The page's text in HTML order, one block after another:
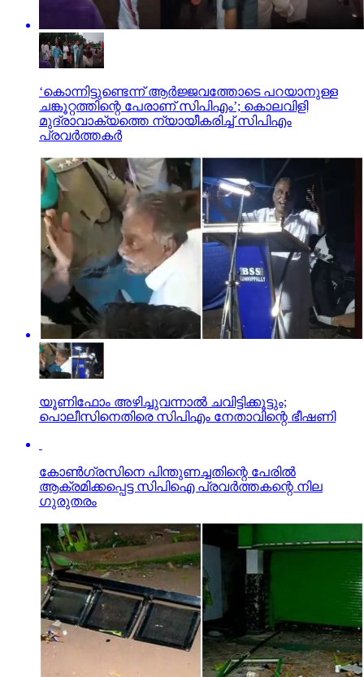
‘കൊന്നിട്ടുണ്ടെന്ന് ആര്‍ജ്ജവത്തോടെ പറയാനുള്ള
ചങ്കൂറ്റത്തിന്റെ പേരാണ് സിപിഎം’; കൊലവിളി
മുദ്രാവാക്യത്തെ ന്യായീകരിച്ച് സിപിഎം
പ്രവര്‍ത്തകര്‍
യൂണിഫോം അഴിച്ചുവന്നാല്‍ ചവിട്ടിക്കൂട്ടും;
പൊലീസിനെതിരെ സിപിഎം നേതാവിന്റെ ഭീഷണി
കോണ്‍ഗ്രസിനെ പിന്തുണച്ചതിന്റെ പേരില്‍
ആക്രമിക്കപ്പെട്ട സിപിഐ പ്രവര്‍ത്തകന്റെ നില
ഗുരുതരം